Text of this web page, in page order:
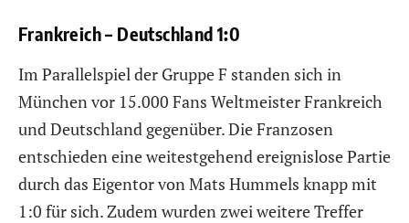
Frankreich – Deutschland 1:0
Im Parallelspiel der Gruppe F standen sich in
München vor 15.000 Fans Weltmeister Frankreich
und Deutschland gegenüber. Die Franzosen
entschieden eine weitestgehend ereignislose Partie
durch das Eigentor von Mats Hummels knapp mit
1:0 für sich. Zudem wurden zwei weitere Treffer